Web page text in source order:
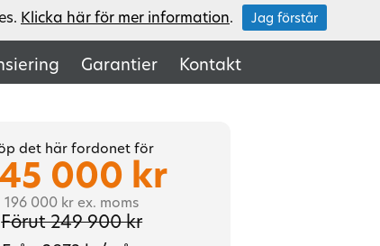
Garantier Kontakt
det här fordonet för
000 kr
196 000 kr ex. moms
Förut 249 900 kr
Klicka här för mer information. Jag förstår